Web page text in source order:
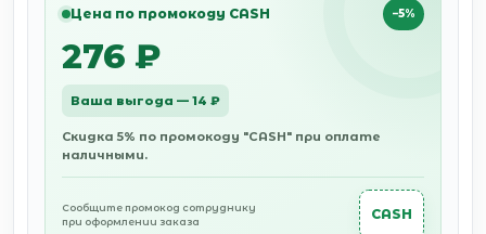
Цена по промокоду CASH −5%
276 ₽
Ваша выгода — 14 ₽
Скидка 5% по промокоду "CASH" при оплате
наличными.
Сообщите промокод сотруднику
при оформлении заказа
CASH